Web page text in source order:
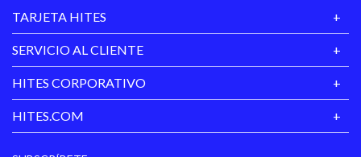
TARJETA HITES
SERVICIO AL CLIENTE
HITES CORPORATIVO
HITES.COM